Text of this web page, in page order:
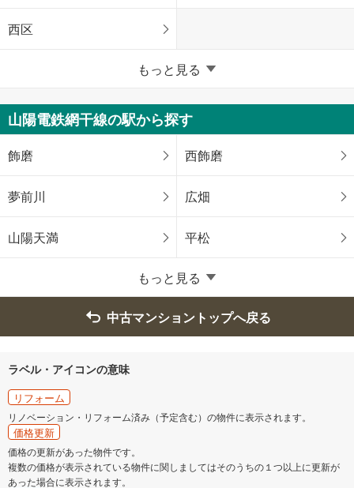
西区
兵庫県のそのほかの地域
姫路市 尼崎市
明石市 西宮市
芦屋市 伊丹市
加古川市 赤穂市
川西市
淡路市
もっと見る
山陽電鉄網干線の駅から探す
飾磨 西飾磨
夢前川 広畑
山陽天満 平松
もっと見る
中古マンショントップへ戻る
ラベル・アイコンの意味
リフォーム
リノベーション・リフォーム済み（予定含む）の物件に表示されます。
価格更新
価格の更新があった物件です。
複数の価格が表示されている物件に関しましてはそのうちの１つ以上に更新が
あった場合に表示されます。